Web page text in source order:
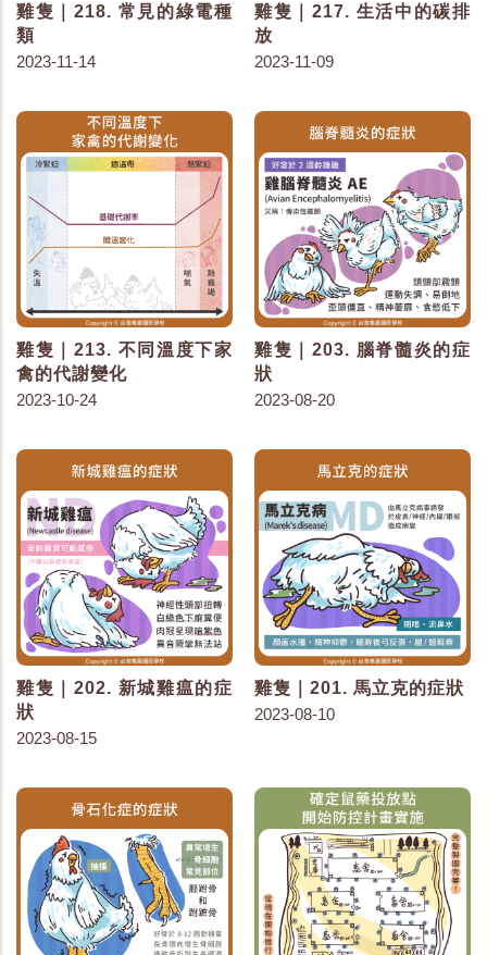
雞隻｜218. 常見的綠電種
類
2023-11-14
雞隻｜217. 生活中的碳排
放
2023-11-09
雞隻｜213. 不同溫度下家
禽的代謝變化
2023-10-24
雞隻｜203. 腦脊髓炎的症
狀
2023-08-20
雞隻｜202. 新城雞瘟的症
狀
2023-08-15
雞隻｜201. 馬立克的症狀
2023-08-10